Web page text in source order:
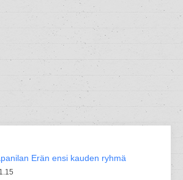
Erän ensi kauden ryhmä